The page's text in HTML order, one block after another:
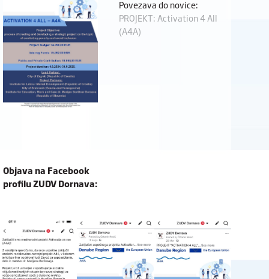
Objava na Facebook
profilu ZUDV Dornava:
Povezava do novice:
PROJEKT: Activation 4 All
(A4A)